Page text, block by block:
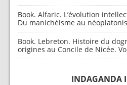
Book. Alfaric. L’évolution
Du manichéisme au
Book. Lebreton. Histoire du
origines au Concile de Nicée.
INDAGANDA